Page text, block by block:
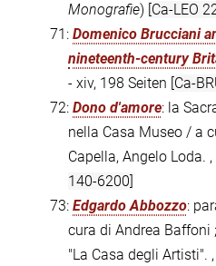
Monografie) [Ca-LEO
71: Domenico Brucciani
nineteenth-century
- xiv, 198 Seiten [Ca-
72: Dono d'amore: la
nella Casa Museo / a
Capella, Angelo Loda.
140-6200]
73: Edgardo Abbozzo:
cura di Andrea Baffoni
"La Casa degli Artisti".